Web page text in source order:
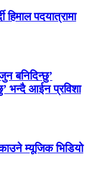
हिमाल पदयात्रामा
बनिदिन्छु’
भन्दै आईन प्रविशा
म्यूजिक भिडियो